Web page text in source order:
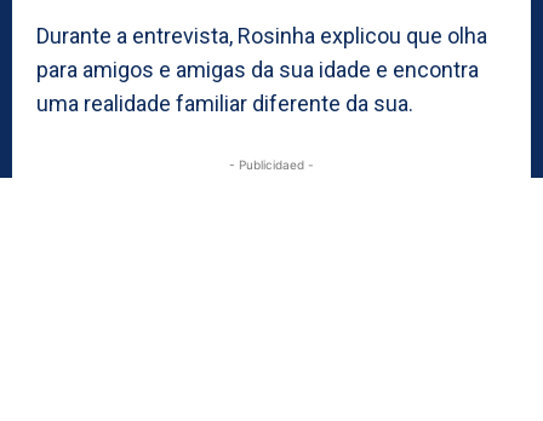
Durante a entrevista, Rosinha explicou que olha
para amigos e amigas da sua idade e encontra
uma realidade familiar diferente da sua.
- Publicidaed -